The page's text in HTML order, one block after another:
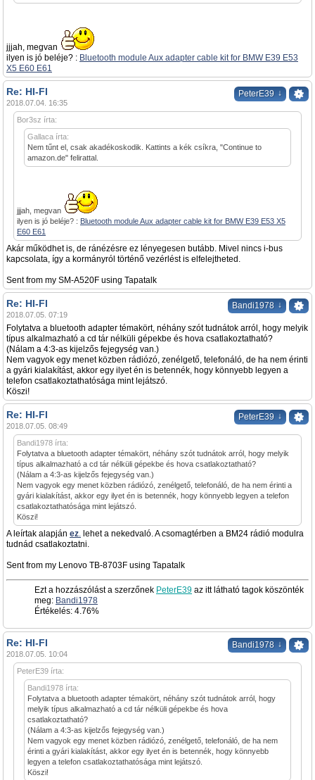
jjjah, megvan
ilyen is jó beléje? : Bluetooth module Aux adapter cable kit for BMW E39 E53
X5 E60 E61
PeterE39 ↓
Re: HI-FI
2018.07.04. 16:35
Bor3sz írta:
Gallaca írta:
Nem tűnt el, csak akadékoskodik. Kattints a kék csíkra, "Continue to
amazon.de" felirattal.
jjjah, megvan
ilyen is jó beléje? : Bluetooth module Aux adapter cable kit for BMW E39 E53 X5
E60 E61
Akár működhet is, de ránézésre ez lényegesen butább. Mivel nincs i-bus
kapcsolata, így a kormányról történő vezérlést is elfelejtheted.
Sent from my SM-A520F using Tapatalk
Bandi1978 ↓
Re: HI-FI
2018.07.05. 07:19
Folytatva a bluetooth adapter témakört, néhány szót tudnátok arról, hogy melyik
típus alkalmazható a cd tár nélküli gépekbe és hova csatlakoztatható?
(Nálam a 4:3-as kijelzős fejegység van.)
Nem vagyok egy menet közben rádiózó, zenélgető, telefonáló, de ha nem érinti
a gyári kialakítást, akkor egy ilyet én is betennék, hogy könnyebb legyen a
telefon csatlakoztathatósága mint lejátszó.
Köszi!
PeterE39 ↓
Re: HI-FI
2018.07.05. 08:49
Bandi1978 írta:
Folytatva a bluetooth adapter témakört, néhány szót tudnátok arról, hogy melyik
típus alkalmazható a cd tár nélküli gépekbe és hova csatlakoztatható?
(Nálam a 4:3-as kijelzős fejegység van.)
Nem vagyok egy menet közben rádiózó, zenélgető, telefonáló, de ha nem érinti a
gyári kialakítást, akkor egy ilyet én is betennék, hogy könnyebb legyen a telefon
csatlakoztathatósága mint lejátszó.
Köszi!
A leírtak alapján ez. lehet a nekedvaló. A csomagtérben a BM24 rádió modulra
tudnád csatlakoztatni.
Sent from my Lenovo TB-8703F using Tapatalk
Ezt a hozzászólást a szerzőnek PeterE39 az itt látható tagok köszönték
meg: Bandi1978
Értékelés: 4.76%
Bandi1978 ↓
Re: HI-FI
2018.07.05. 10:04
PeterE39 írta:
Bandi1978 írta:
Folytatva a bluetooth adapter témakört, néhány szót tudnátok arról, hogy
melyik típus alkalmazható a cd tár nélküli gépekbe és hova
csatlakoztatható?
(Nálam a 4:3-as kijelzős fejegység van.)
Nem vagyok egy menet közben rádiózó, zenélgető, telefonáló, de ha nem
érinti a gyári kialakítást, akkor egy ilyet én is betennék, hogy könnyebb
legyen a telefon csatlakoztathatósága mint lejátszó.
Köszi!